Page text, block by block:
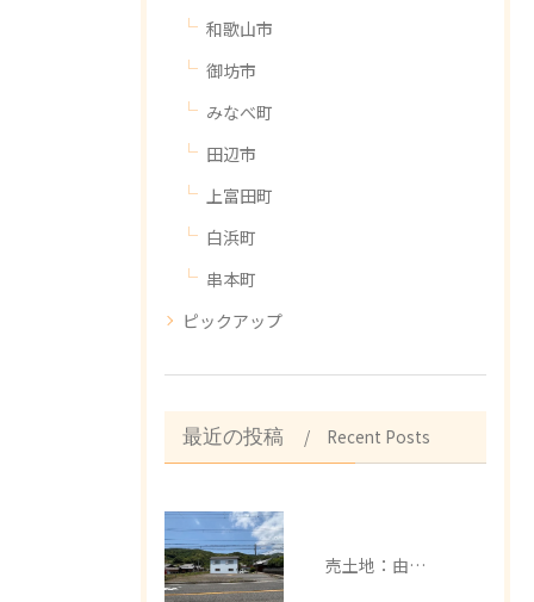
和歌山市
御坊市
みなべ町
田辺市
上富田町
白浜町
串本町
ピックアップ
最近の投稿 Recent Posts
売土地：由良町中